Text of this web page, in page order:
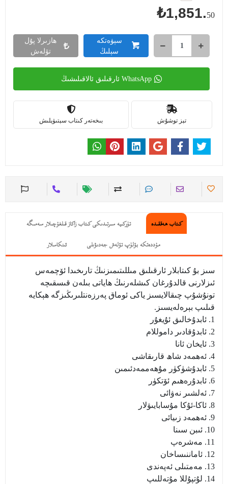
₺1,851.50
سېۋەتكە
سېلىڭ
ھازىرلا پۇل
تۆلەش
WhatsApp ئارقىلىق ئالاقىلىشىڭ
تېز توشۇش بىخەتەر كىتاب سېتىۋېلىش
كىتاب ھەققىدە تۈركىيە سىرتىدىكى كىتاب زاكاز قىلغۇچىلار سەمىگە
مۇددەتكە بۆلۈپ تۆلەش جەدىۋىلى ئىنكاسلار
سىز بۇ كىتابلار ئارقىلىق مىللىتىمىزنىڭ تارىخىدا ئۆچمەس
ئىزلارنى قالدۇرغان كىشلەرنىڭ ھاياتى بىلەن قىسقىچە
تونۇشۇپ چىقالايسىز ياكى ئوماق پەرزەنتلىرىڭىزگە ھېكايە
قىلىپ بېرەلەيسىز.
1. ئابدۇخالىق ئۇيغۇر
2. ئابدۇقادىر داموللام
3. ئايخان ئانا
4. ئەھمەد شاھ قارىقاشى
5. ئابدۇشۈكۈر مۇھەممەدئىمىن
6. ئابدۇرەھىم ئۆتكۈر
7. ئەلشىر نەۋائى
8. ئاكا-ئۇكا مۇسابايىۋلار
9. ئەھمەد زىيائى
10. ئىبن سىنا
11. مەشرەپ
12. ئاماننىساخان
13. مەمتىلى ئەپەندى
14. لۇتپۇللا مۇتەللىپ